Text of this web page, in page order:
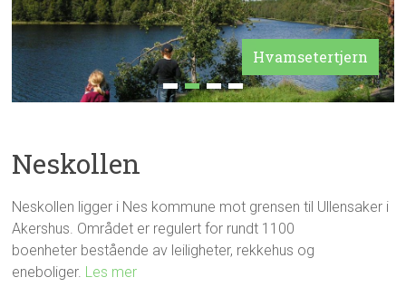
Hvamsetertjern
Neskollen
Neskollen ligger i Nes kommune mot grensen til Ullensaker i
Akershus. Området er regulert for rundt 1100
boenheter bestående av leiligheter, rekkehus og
eneboliger. Les mer